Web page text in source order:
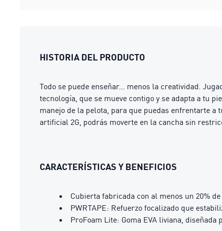
HISTORIA DEL PRODUCTO
Todo se puede enseñar... menos la creatividad.
tecnología, que se mueve contigo y se adapta a tu
manejo de la pelota, para que puedas enfrentarte
artificial 2G, podrás moverte en la cancha sin
CARACTERÍSTICAS Y BENEFICIOS
Cubierta fabricada con al menos un 20%
PWRTAPE: Refuerzo focalizado que
ProFoam Lite: Goma EVA liviana,